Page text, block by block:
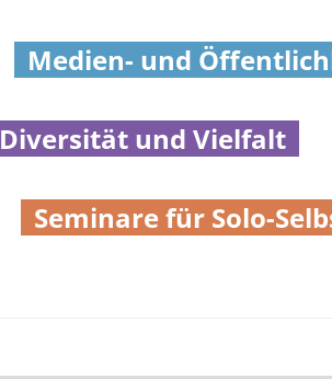
Medien- und
Diversität und Vielfalt
Seminare für Solo-